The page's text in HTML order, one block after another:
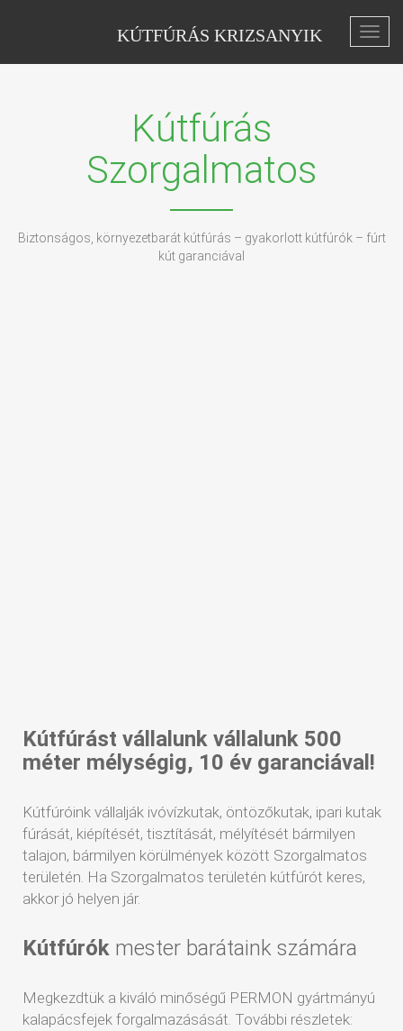
KÚTFÚRÁS KRIZSANYIK
Kútfúrás
Szorgalmatos
Biztonságos, környezetbarát kútfúrás – gyakorlott kútfúrók – fúrt
kút garanciával
Kútfúrást vállalunk vállalunk 500
méter mélységig, 10 év garanciával!
Kútfúróink vállalják ivóvízkutak, öntözőkutak, ipari kutak
fúrását, kiépítését, tisztítását, mélyítését bármilyen
talajon, bármilyen körülmények között Szorgalmatos
területén. Ha Szorgalmatos területén kútfúrót keres,
akkor jó helyen jár.
Kútfúrók mester barátaink számára
Megkezdtük a kiváló minőségű PERMON gyártmányú
kalapácsfejek forgalmazásását. További részletek: